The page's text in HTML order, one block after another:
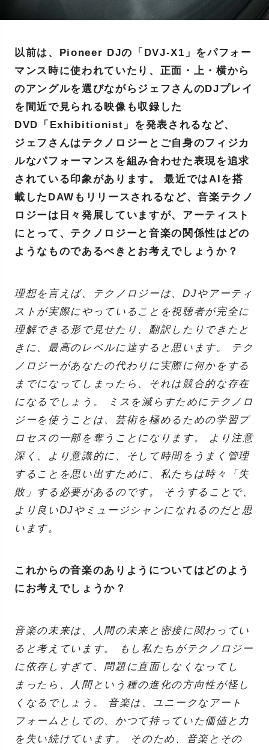
以前は、Pioneer DJの「DVJ-X1」をパフォー
マンス時に使われていたり、正面・上・横から
のアングルを選びながらジェフさんのDJプレイ
を間近で見られる映像も収録した
DVD「Exhibitionist」を発表されるなど、
ジェフさんはテクノロジーとご自身のフィジカ
ルなパフォーマンスを組み合わせた表現を追求
されている印象があります。 最近ではAIを搭
載したDAWもリリースされるなど、音楽テクノ
ロジーは日々発展していますが、アーティスト
にとって、テクノロジーと音楽の関係性はどの
ようなものであるべきとお考えでしょうか？
理想を言えば、テクノロジーは、DJやアーティ
ストが実際にやっていることを視聴者が完全に
理解できる形で見せたり、翻訳したりできたと
きに、最高のレベルに達すると思います。 テク
ノロジーがあなたの代わりに実際に何かをする
までになってしまったら、それは競合的な存在
になるでしょう。 ミスを減らすためにテクノロ
ジーを使うことは、芸術を極めるための学習プ
ロセスの一部を奪うことになります。 より注意
深く、より意識的に、そして時間をうまく管理
することを思い出すために、私たちは時々「失
敗」する必要があるのです。 そうすることで、
より良いDJやミュージシャンになれるのだと思
います。
これからの音楽のありようについてはどのよう
にお考えでしょうか？
音楽の未来は、人間の未来と密接に関わってい
ると考えています。 もし私たちがテクノロジー
に依存しすぎて、問題に直面しなくなってし
まったら、人間という種の進化の方向性が怪し
くなるでしょう。 音楽は、ユニークなアート
フォームとしての、かつて持っていた価値と力
を失い続けています。 そのため、音楽とその